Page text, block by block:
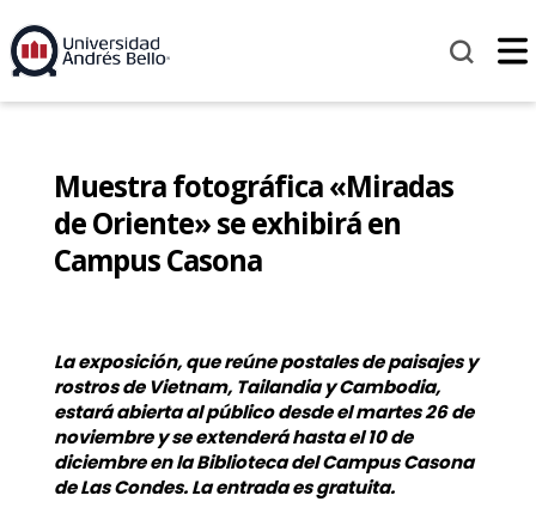
Muestra fotográfica «Miradas
de Oriente» se exhibirá en
Campus Casona
La exposición, que reúne postales de paisajes y
rostros de Vietnam, Tailandia y Cambodia,
estará abierta al público desde el martes 26 de
noviembre y se extenderá hasta el 10 de
diciembre en la Biblioteca del Campus Casona
de Las Condes. La entrada es gratuita.